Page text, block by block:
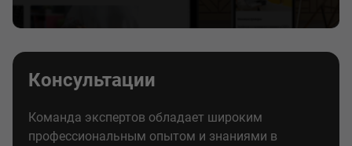
Консультации
Команда экспертов обладает широким
профессиональным опытом и знаниями в